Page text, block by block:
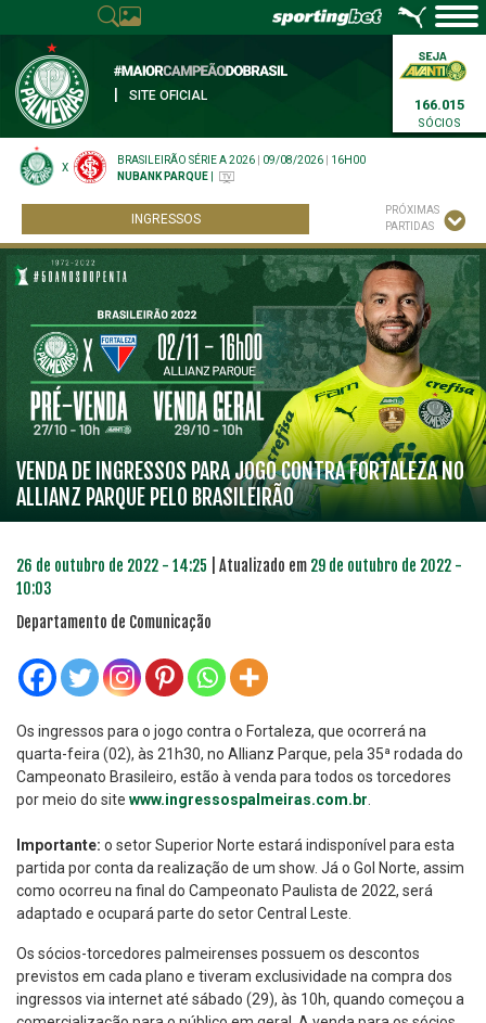
SITE OFICIAL
166.015
SÓCIOS
X
BRASILEIRÃO SÉRIE A 2026 09/08/2026
16H00
NUBANK PARQUE
INGRESSOS
PRÓXIMAS
PARTIDAS
VENDA DE INGRESSOS PARA JOGO CONTRA FORTALEZA NO
ALLIANZ PARQUE PELO BRASILEIRÃO
26 de outubro de 2022 - 14:25 | Atualizado em 29 de outubro de 2022 -
10:03
Departamento de Comunicação
Os ingressos para o jogo contra o Fortaleza, que ocorrerá na
quarta-feira (02), às 21h30, no Allianz Parque, pela 35ª rodada do
Campeonato Brasileiro, estão à venda para todos os torcedores
por meio do site www.ingressospalmeiras.com.br
Importante: o setor Superior Norte estará indisponível para esta
partida por conta da realização de um show. Já o Gol Norte, assim
como ocorreu na final do Campeonato Paulista de 2022, será
adaptado e ocupará parte do setor Central Leste.
Os sócios-torcedores palmeirenses possuem os descontos
previstos em cada plano e tiveram exclusividade na compra dos
ingressos via internet até sábado (29), às 10h, quando começou a